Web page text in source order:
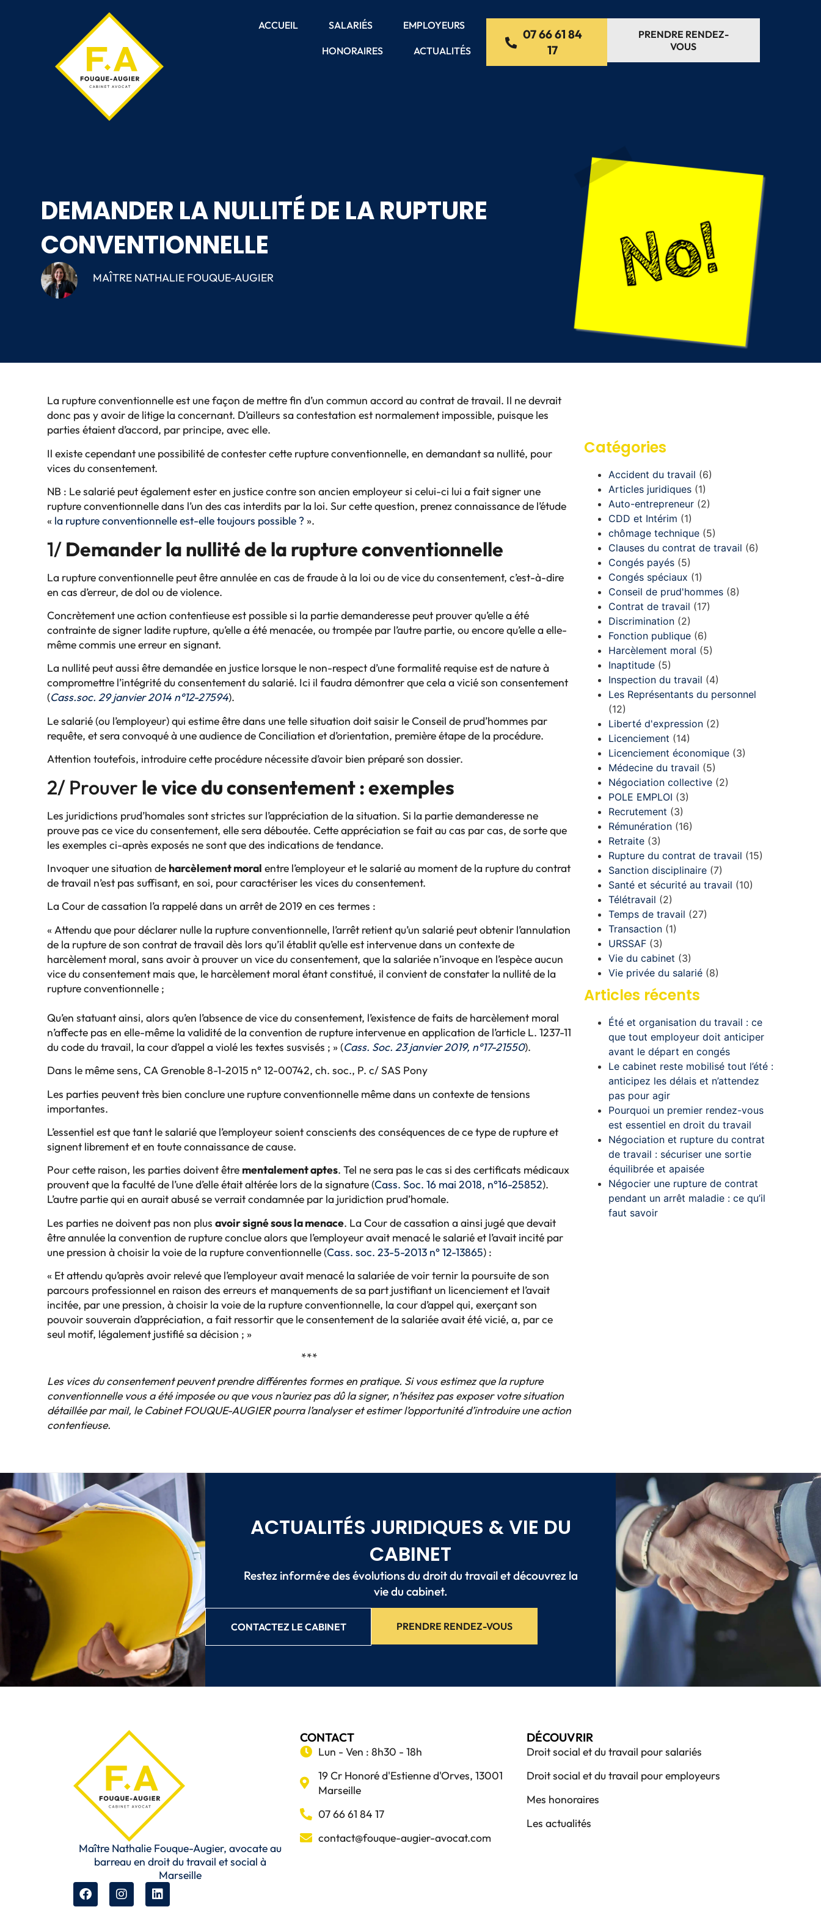
ACCUEIL SALARIÉS EMPLOYEURS
HONORAIRES ACTUALITÉS
07 66 61 84
17
PRENDRE RENDEZ-
VOUS
DEMANDER LA NULLITÉ DE LA RUPTURE
CONVENTIONNELLE
MAÎTRE NATHALIE FOUQUE-AUGIER
La rupture conventionnelle est une façon de mettre fin d’un commun accord au contrat de travail. Il ne devrait
donc pas y avoir de litige la concernant. D’ailleurs sa contestation est normalement impossible, puisque les
parties étaient d’accord, par principe, avec elle.
Il existe cependant une possibilité de contester cette rupture conventionnelle, en demandant sa nullité, pour
vices du consentement.
NB : Le salarié peut également ester en justice contre son ancien employeur si celui-ci lui a fait signer une
rupture conventionnelle dans l’un des cas interdits par la loi. Sur cette question, prenez connaissance de l’étude
« la rupture conventionnelle est-elle toujours possible ? ».
1/ Demander la nullité de la rupture conventionnelle
La rupture conventionnelle peut être annulée en cas de fraude à la loi ou de vice du consentement, c’est-à-dire
en cas d’erreur, de dol ou de violence.
Concrètement une action contentieuse est possible si la partie demanderesse peut prouver qu’elle a été
contrainte de signer ladite rupture, qu’elle a été menacée, ou trompée par l’autre partie, ou encore qu’elle a elle-
même commis une erreur en signant.
La nullité peut aussi être demandée en justice lorsque le non-respect d’une formalité requise est de nature à
compromettre l’intégrité du consentement du salarié. Ici il faudra démontrer que cela a vicié son consentement
(Cass.soc. 29 janvier 2014 n°12-27594).
Le salarié (ou l’employeur) qui estime être dans une telle situation doit saisir le Conseil de prud’hommes par
requête, et sera convoqué à une audience de Conciliation et d’orientation, première étape de la procédure.
Attention toutefois, introduire cette procédure nécessite d’avoir bien préparé son dossier.
2/ Prouver le vice du consentement : exemples
Les juridictions prud’homales sont strictes sur l’appréciation de la situation. Si la partie demanderesse ne
prouve pas ce vice du consentement, elle sera déboutée. Cette appréciation se fait au cas par cas, de sorte que
les exemples ci-après exposés ne sont que des indications de tendance.
Invoquer une situation de harcèlement moral entre l’employeur et le salarié au moment de la rupture du contrat
de travail n’est pas suffisant, en soi, pour caractériser les vices du consentement.
La Cour de cassation l’a rappelé dans un arrêt de 2019 en ces termes :
« Attendu que pour déclarer nulle la rupture conventionnelle, l’arrêt retient qu’un salarié peut obtenir l’annulation
de la rupture de son contrat de travail dès lors qu’il établit qu’elle est intervenue dans un contexte de
harcèlement moral, sans avoir à prouver un vice du consentement, que la salariée n’invoque en l’espèce aucun
vice du consentement mais que, le harcèlement moral étant constitué, il convient de constater la nullité de la
rupture conventionnelle ;
Qu’en statuant ainsi, alors qu’en l’absence de vice du consentement, l’existence de faits de harcèlement moral
n’affecte pas en elle-même la validité de la convention de rupture intervenue en application de l’article L. 1237-11
du code du travail, la cour d’appel a violé les textes susvisés ; » (Cass. Soc. 23 janvier 2019, n°17-21550).
Dans le même sens, CA Grenoble 8-1-2015 n° 12-00742, ch. soc., P. c/ SAS Pony
Les parties peuvent très bien conclure une rupture conventionnelle même dans un contexte de tensions
importantes.
L’essentiel est que tant le salarié que l’employeur soient conscients des conséquences de ce type de rupture et
signent librement et en toute connaissance de cause.
Pour cette raison, les parties doivent être mentalement aptes. Tel ne sera pas le cas si des certificats médicaux
prouvent que la faculté de l’une d’elle était altérée lors de la signature (Cass. Soc. 16 mai 2018, n°16-25852).
L’autre partie qui en aurait abusé se verrait condamnée par la juridiction prud’homale.
Les parties ne doivent pas non plusavoir signé sous la menace. La Cour de cassation a ainsi jugé que devait
être annulée la convention de rupture conclue alors que l’employeur avait menacé le salarié et l’avait incité par
une pression à choisir la voie de la rupture conventionnelle (Cass. soc. 23-5-2013 n° 12-13865) :
« Et attendu qu’après avoir relevé que l’employeur avait menacé la salariée de voir ternir la poursuite de son
parcours professionnel en raison des erreurs et manquements de sa part justifiant un licenciement et l’avait
incitée, par une pression, à choisir la voie de la rupture conventionnelle, la cour d’appel qui, exerçant son
pouvoir souverain d’appréciation, a fait ressortir que le consentement de la salariée avait été vicié, a, par ce
seul motif, légalement justifié sa décision ; »
***
Les vices du consentement peuvent prendre différentes formes en pratique. Si vous estimez que la rupture
conventionnelle vous a été imposée ou que vous n’auriez pas dû la signer, n’hésitez pas exposer votre situation
détaillée par mail, le Cabinet FOUQUE-AUGIER pourra l’analyser et estimer l’opportunité d’introduire une action
contentieuse.
Catégories
Accident du travail (6)
Articles juridiques (1)
Auto-entrepreneur (2)
CDD et Intérim (1)
chômage technique (5)
Clauses du contrat de travail (6)
Congés payés (5)
Congés spéciaux (1)
Conseil de prud'hommes (8)
Contrat de travail (17)
Discrimination (2)
Fonction publique (6)
Harcèlement moral (5)
Inaptitude (5)
Inspection du travail (4)
Les Représentants du personnel
(12)
Liberté d'expression (2)
Licenciement (14)
Licenciement économique (3)
Médecine du travail (5)
Négociation collective (2)
POLE EMPLOI (3)
Recrutement (3)
Rémunération (16)
Retraite (3)
Rupture du contrat de travail (15)
Sanction disciplinaire (7)
Santé et sécurité au travail (10)
Télétravail (2)
Temps de travail (27)
Transaction (1)
URSSAF (3)
Vie du cabinet (3)
Vie privée du salarié (8)
Articles récents
Été et organisation du travail : ce
que tout employeur doit anticiper
avant le départ en congés
Le cabinet reste mobilisé tout l’été :
anticipez les délais et n’attendez
pas pour agir
Pourquoi un premier rendez-vous
est essentiel en droit du travail
Négociation et rupture du contrat
de travail : sécuriser une sortie
équilibrée et apaisée
Négocier une rupture de contrat
pendant un arrêt maladie : ce qu’il
faut savoir
ACTUALITÉS JURIDIQUES & VIE DU
CABINET
Restez informé·e des évolutions du droit du travail et découvrez la
vie du cabinet.
CONTACTEZ LE CABINET PRENDRE RENDEZ-VOUS
Maître Nathalie Fouque-Augier, avocate au
barreau en droit du travail et social à
Marseille
CONTACT
Lun - Ven : 8h30 - 18h
19 Cr Honoré d'Estienne d'Orves, 13001
Marseille
07 66 61 84 17
contact@fouque-augier-avocat.com
DÉCOUVRIR
Droit social et du travail pour salariés
Droit social et du travail pour employeurs
Mes honoraires
Les actualités